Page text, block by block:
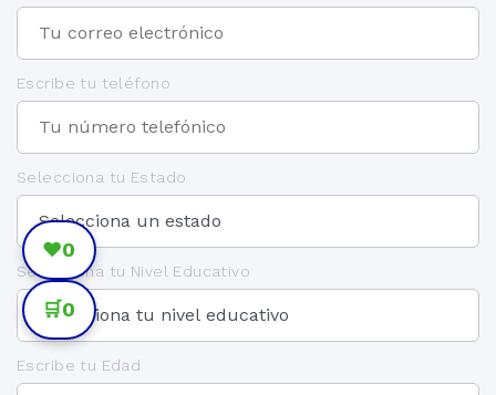
❤️0
🛒0
Escribe tu teléfono
Selecciona tu Estado
Selecciona tu Nivel Educativo
Escribe tu Edad